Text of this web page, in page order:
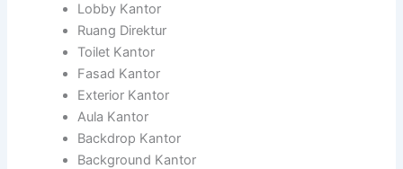
Lobby Kantor
Ruang Direktur
Toilet Kantor
Fasad Kantor
Exterior Kantor
Aula Kantor
Backdrop Kantor
Background Kantor